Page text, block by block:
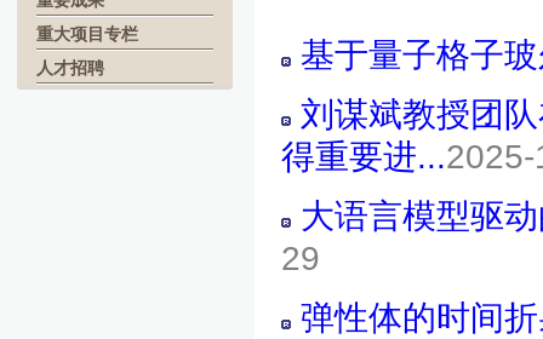
重大项目专栏
人才招聘
基于量子格子
刘谋斌教授团
得重要进...
大语言模型驱动
29
弹性体的时间